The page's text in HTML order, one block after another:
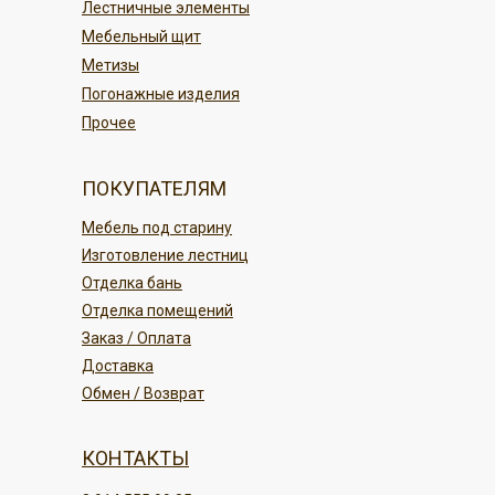
ПОДРОБНЕЕ
Отделка бань
Изготовление лестниц
Мебель под старину
ПОКУПАТЕЛЯМ
Прочее
Метизы
Погонажные изделия
Мебельный щит
Лестничные элементы
КОНТАКТЫ
Обмен / Возврат
Отделка помещений
Заказ / Оплата
Доставка